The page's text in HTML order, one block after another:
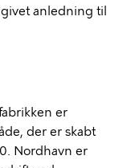
anledning til
er
der er skabt
Nordhavn er